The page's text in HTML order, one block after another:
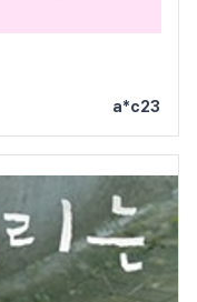
a*c23